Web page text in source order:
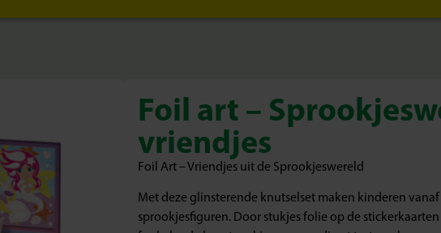
Foil art –
vriendjes
Foil Art – Vriendjes uit de Sprookjeswereld
Met deze glinsterende knutselset maken kinderen
sprookjesfiguren. Door stukjes folie op de